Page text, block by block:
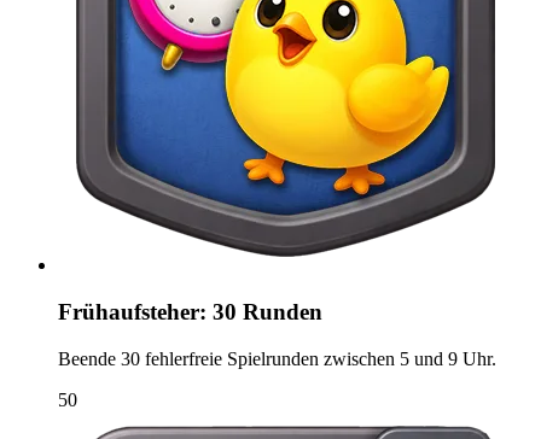
Frühaufsteher: 30 Runden
Beende 30 fehlerfreie Spielrunden zwischen 5 und 9 Uhr.
50